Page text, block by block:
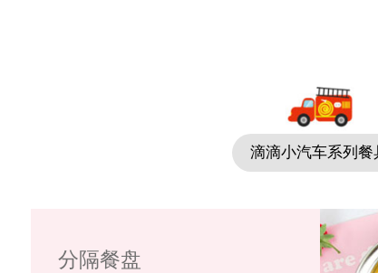
滴滴小汽车系列餐
分隔餐盘